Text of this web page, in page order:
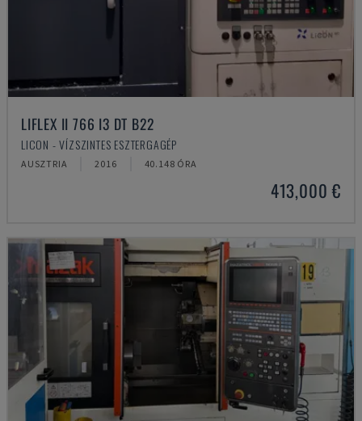
LIFLEX II 766 I3 DT B22
LICON - VÍZSZINTES ESZTERGAGÉP
AUSZTRIA 2016 40.148 ÓRA
413,000 €